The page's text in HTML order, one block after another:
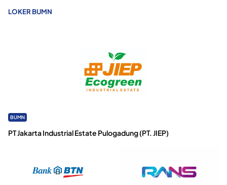
LOKER BUMN
BUMN
PT Jakarta Industrial Estate Pulogadung (PT. JIEP)